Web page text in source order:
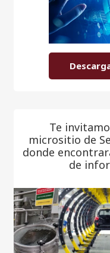
Te
micrositio de
donde
de